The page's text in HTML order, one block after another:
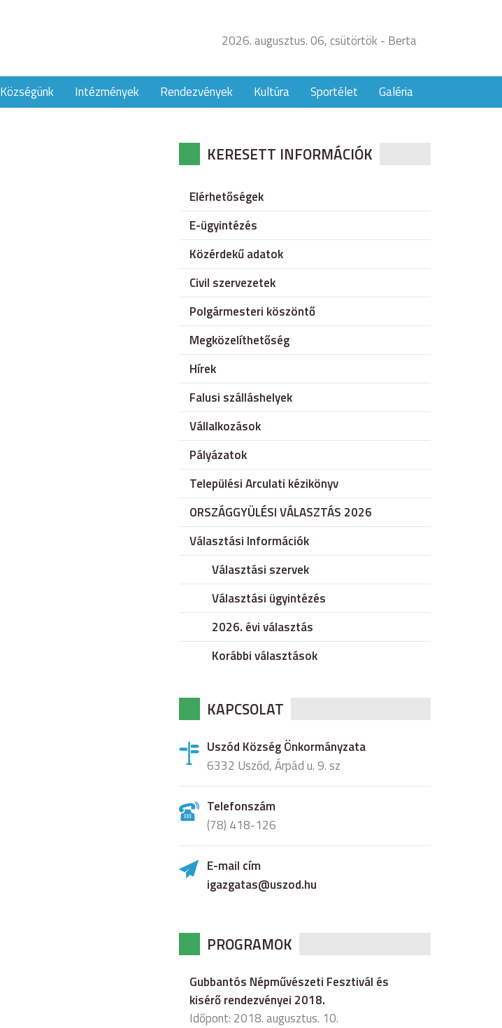
2026. augusztus. 06, csütörtök - Berta
Községünk Intézmények Rendezvények Kultúra Sportélet Galéria
KERESETT INFORMÁCIÓK
Elérhetőségek
E-ügyintézés
Közérdekű adatok
Civil szervezetek
Polgármesteri köszöntő
Megközelíthetőség
Hírek
Falusi szálláshelyek
Vállalkozások
Pályázatok
Települési Arculati kézikönyv
ORSZÁGGYÜLÉSI VÁLASZTÁS 2026
Választási Információk
Választási szervek
Választási ügyintézés
2026. évi választás
Korábbi választások
KAPCSOLAT
Uszód Község Önkormányzata
6332 Uszód, Árpád u. 9. sz
Telefonszám
(78) 418-126
E-mail cím
igazgatas@uszod.hu
PROGRAMOK
Gubbantós Népművészeti Fesztivál és
kisérő rendezvényei 2018.
Időpont: 2018. augusztus. 10.